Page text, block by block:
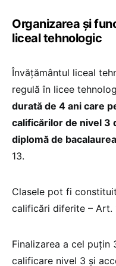
Organizarea și
liceal tehnologic
Învățământul liceal
regulă în licee
durată de 4 ani care
calificărilor de nivel 3
diplomă de
13.
Clasele pot fi
calificări diferite – Art.
Finalizarea a cel puțin
calificare nivel 3 și